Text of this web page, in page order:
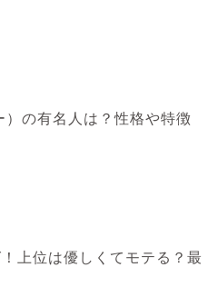
の有名人は？性格や特徴
上位は優しくてモテる？最